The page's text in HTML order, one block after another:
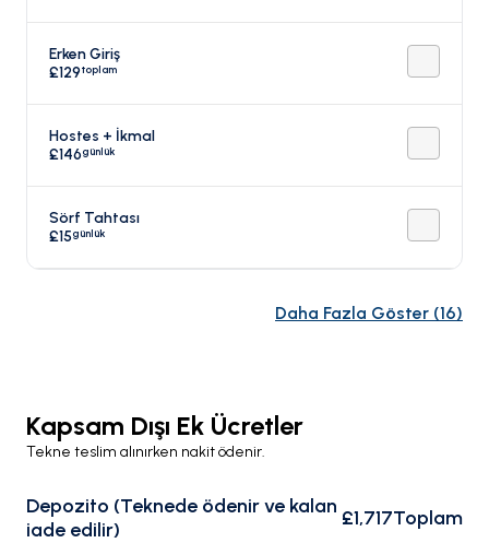
Erken Giriş
£129toplam
Hostes + İkmal
£146günlük
Sörf Tahtası
£15günlük
Daha Fazla Göster (16)
Kapsam Dışı Ek Ücretler
Tekne teslim alınırken nakit ödenir.
Depozito (Teknede ödenir ve kalan
iade edilir)
£1,717Toplam